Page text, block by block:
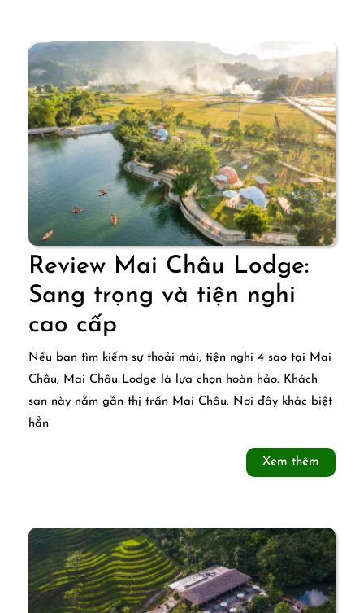
thái
Cao
cấp
Review Mai Châu Lodge:
Sang trọng và tiện nghi
cao cấp
Mai
Châu
Lodge:
tiện
nghi
cao
Nếu bạn tìm kiếm sự thoải mái, tiện nghi 4 sao tại Mai
Châu, Mai Châu Lodge là lựa chọn hoàn hảo. Khách
sạn này nằm gần thị trấn Mai Châu. Nơi đây khác biệt
hẳn
Xem thêm
thêm